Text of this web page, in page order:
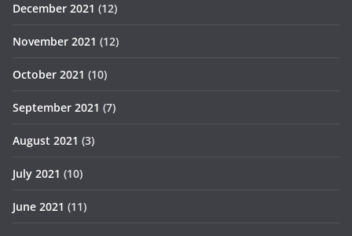
December 2021 (12)
November 2021 (12)
October 2021 (10)
September 2021 (7)
August 2021 (3)
July 2021 (10)
June 2021 (11)